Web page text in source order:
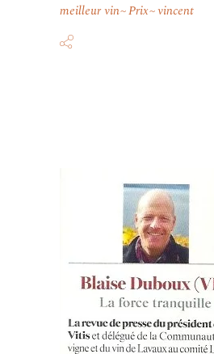
meilleur vin Prix vincent